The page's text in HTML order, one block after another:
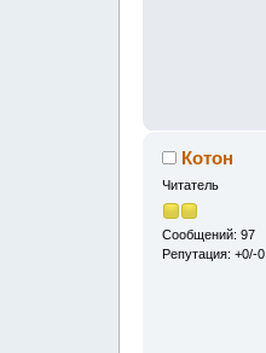
Котон
Читатель
Сообщений: 97
Репутация: +0/-0